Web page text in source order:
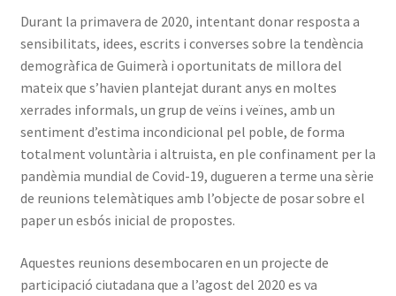
Durant la primavera de 2020, intentant donar resposta a
sensibilitats, idees, escrits i converses sobre la tendència
demogràfica de Guimerà i oportunitats de millora del
mateix que s’havien plantejat durant anys en moltes
xerrades informals, un grup de veïns i veïnes, amb un
sentiment d’estima incondicional pel poble, de forma
totalment voluntària i altruista, en ple confinament per la
pandèmia mundial de Covid-19, dugueren a terme una sèrie
de reunions telemàtiques amb l’objecte de posar sobre el
paper un esbós inicial de propostes.
Aquestes reunions desembocaren en un projecte de
participació ciutadana que a l’agost del 2020 es va